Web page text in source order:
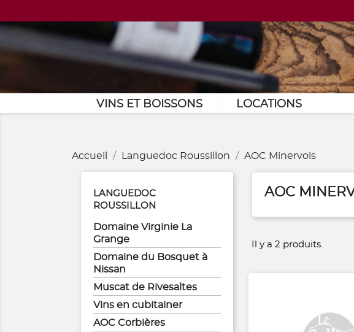
VINS ET BOISSONS LOCATIONS
Accueil Languedoc Roussillon AOC Minervois
LANGUEDOC
ROUSSILLON
Domaine Virginie La
Grange
Domaine du Bosquet à
Nissan
Muscat de Rivesaltes
Vins en cubitainer
AOC Corbières
AOC
Il y a 2 produits.